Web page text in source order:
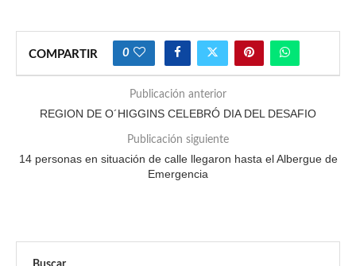
COMPARTIR 0
Publicación anterior
REGION DE O´HIGGINS CELEBRÓ DIA DEL DESAFIO
Publicación siguiente
14 personas en situación de calle llegaron hasta el Albergue de
Emergencia